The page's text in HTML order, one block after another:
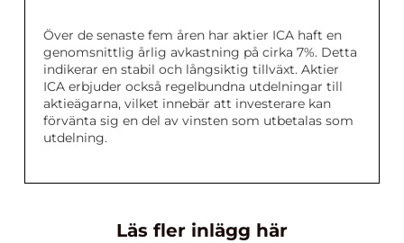
Över de senaste fem åren har aktier ICA haft en
genomsnittlig årlig avkastning på cirka 7%. Detta
indikerar en stabil och långsiktig tillväxt. Aktier
ICA erbjuder också regelbundna utdelningar till
aktieägarna, vilket innebär att investerare kan
förvänta sig en del av vinsten som utbetalas som
utdelning.
Läs fler inlägg här